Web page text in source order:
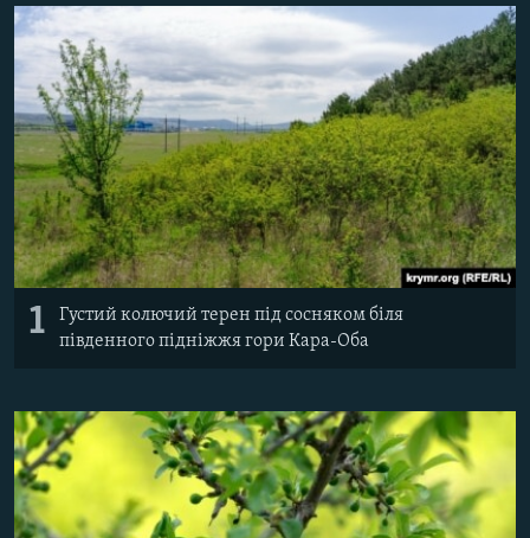
ВІДЕОУРОКИ «ELIFBE»
СВІДЧЕННЯ ОКУПАЦІЇ
УКРАЇНСЬКА ПРОБЛЕМА КРИМУ
ІНФОГРАФІКА
Русский
Qırımtatar
ДОЛУЧАЙСЯ!
Усі сайти RFE/RL
1
Густий колючий терен під сосняком біля
південного підніжжя гори Кара-Оба